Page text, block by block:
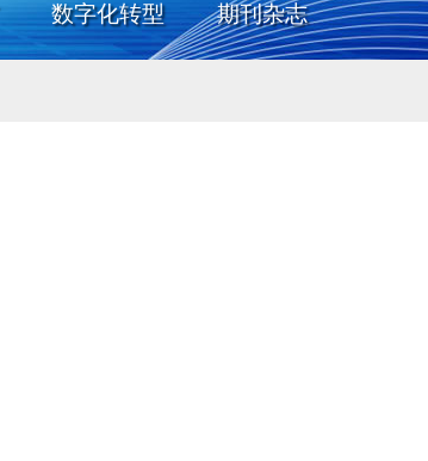
数字化转型 期刊杂志